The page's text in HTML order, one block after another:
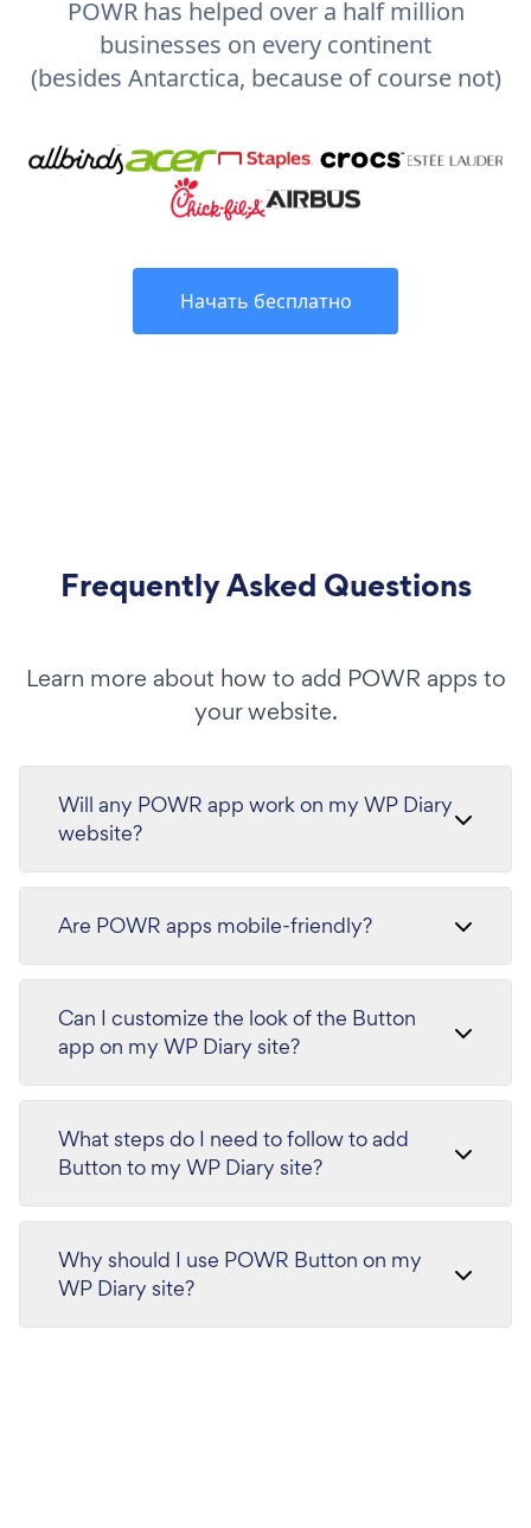
POWR has helped over a half million
businesses on every continent
(besides Antarctica, because of course not)
Начать бесплатно
Frequently Asked Questions
Learn more about how to add POWR apps to
your website.
Will any POWR app work on my WP Diary
website?
Are POWR apps mobile-friendly?
Can I customize the look of the Button
app on my WP Diary site?
What steps do I need to follow to add
Button to my WP Diary site?
Why should I use POWR Button on my
WP Diary site?